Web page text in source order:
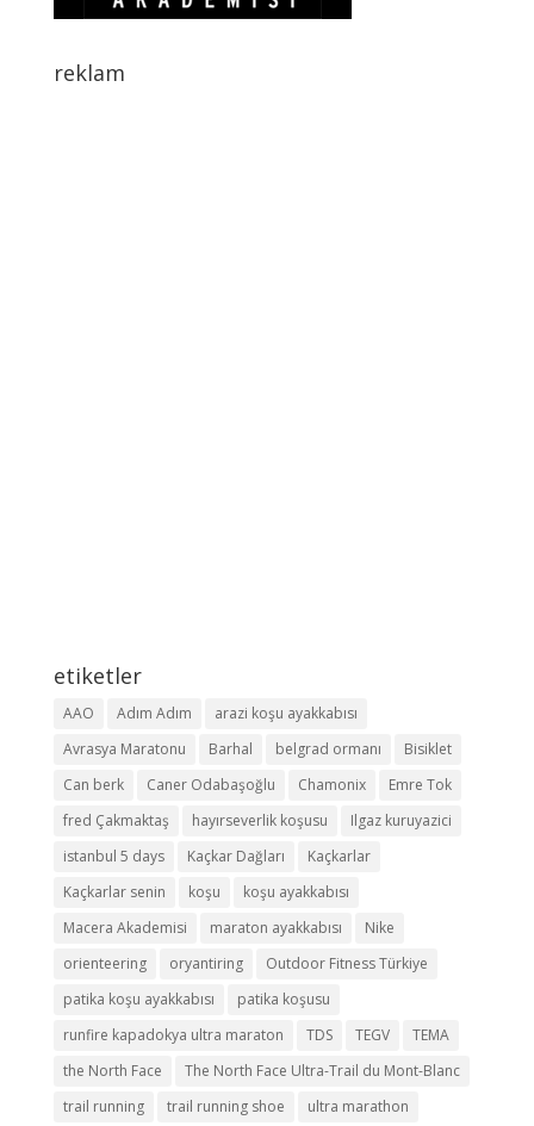
reklam
etiketler
AAO Adım Adım
arazi koşu ayakkabısı
Avrasya Maratonu
Barhal belgrad ormanı
Bisiklet
Can berk
Caner Odabaşoğlu Chamonix
Emre Tok
fred Çakmaktaş
hayırseverlik koşusu
Ilgaz kuruyazici
istanbul 5 days
Kaçkar Dağları
Kaçkarlar
Kaçkarlar senin
koşu
koşu ayakkabısı
Macera Akademisi
maraton ayakkabısı
Nike
orienteering
oryantiring
Outdoor Fitness Türkiye
patika koşu ayakkabısı
patika koşusu
runfire kapadokya ultra maraton
TDS TEGV
TEMA
the North Face
The North Face Ultra-Trail du Mont-Blanc
trail running
trail running shoe ultra marathon